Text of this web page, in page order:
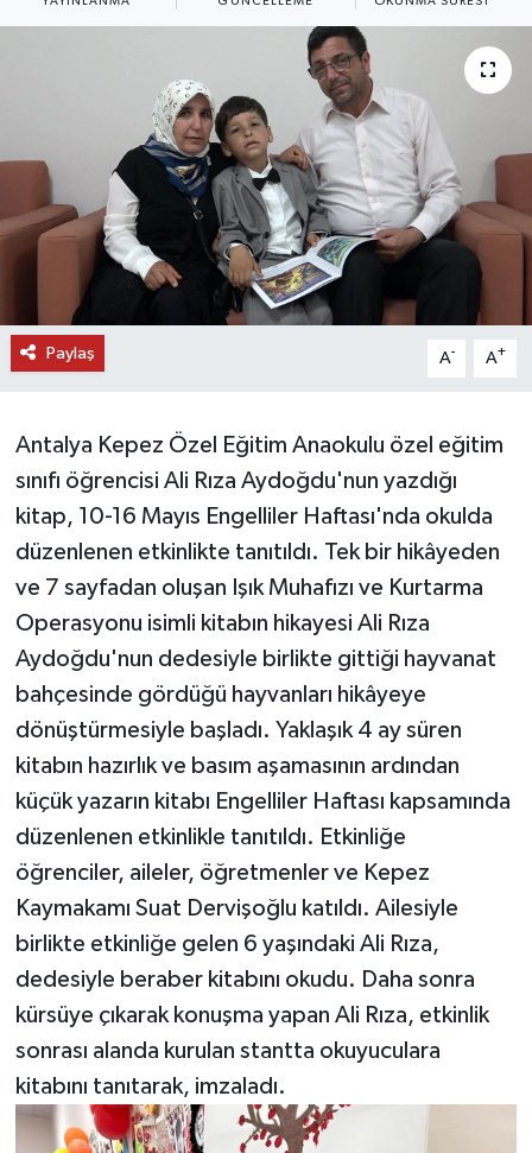
Paylaş A- A+
Antalya Kepez Özel Eğitim Anaokulu özel eğitim
sınıfı öğrencisi Ali Rıza Aydoğdu'nun yazdığı
kitap, 10-16 Mayıs Engelliler Haftası'nda okulda
düzenlenen etkinlikte tanıtıldı. Tek bir hikâyeden
ve 7 sayfadan oluşan Işık Muhafızı ve Kurtarma
Operasyonu isimli kitabın hikayesi Ali Rıza
Aydoğdu'nun dedesiyle birlikte gittiği hayvanat
bahçesinde gördüğü hayvanları hikâyeye
dönüştürmesiyle başladı. Yaklaşık 4 ay süren
kitabın hazırlık ve basım aşamasının ardından
küçük yazarın kitabı Engelliler Haftası kapsamında
düzenlenen etkinlikle tanıtıldı. Etkinliğe
öğrenciler, aileler, öğretmenler ve Kepez
Kaymakamı Suat Dervişoğlu katıldı. Ailesiyle
birlikte etkinliğe gelen 6 yaşındaki Ali Rıza,
dedesiyle beraber kitabını okudu. Daha sonra
kürsüye çıkarak konuşma yapan Ali Rıza, etkinlik
sonrası alanda kurulan stantta okuyuculara
kitabını tanıtarak, imzaladı.
RÖPORTAJ
VİDEO HABERLER
YAZARLAR
RESMİ İLAN